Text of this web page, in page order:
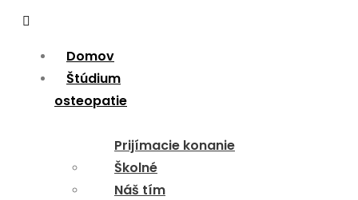
Menu
Domov
Štúdium
osteopatie
Prijímacie konanie
Školné
Náš tím